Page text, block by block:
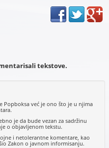
tekstove.
Popboksa već je ono što je u njima
je da bude vezan za sadržinu
o objavljenom tekstu.
i netolerantne komentare, kao
Zakon o javnom informisanju.